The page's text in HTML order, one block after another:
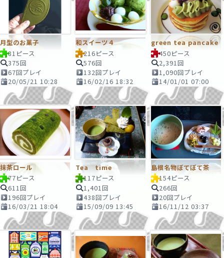
月型のお菓子
81ピース
375回
67回プレイ
20/05/21 10:28
和スイーツ４
216ピース
576回
132回プレイ
16/02/16 18:32
green tea pancake
450ピース
2,391回
1,090回プレイ
14/01/01 07:00
抹茶ロール
77ピース
611回
196回プレイ
16/03/21 18:04
Tea time
117ピース
1,401回
438回プレイ
15/09/09 13:45
島根名物ぼてぼて茶
154ピース
266回
20回プレイ
16/11/12 03:37